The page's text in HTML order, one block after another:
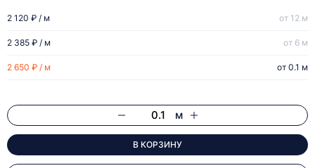
2 650 ₽ / м от 0.1 м
2 385 ₽ / м от 6 м
2 120 ₽ / м от 12 м
м
В КОРЗИНУ